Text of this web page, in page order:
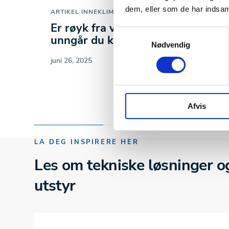
dem, eller som de har
Samtykkevalg
Nødvendig
Afvis
ARTIKEL INNEKLIMA OG HELSE
Er røyk fra vedovn farlig? – Slik
unngår du kullos og…
juni 26, 2025
LA DEG INSPIRERE HER
Les om tekniske løsninger
utstyr